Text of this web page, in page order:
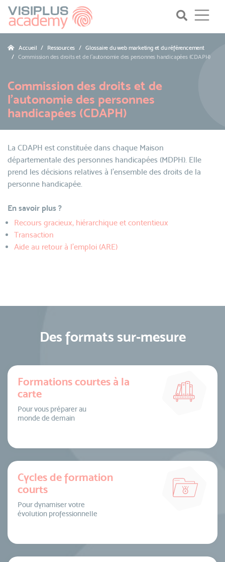
Accueil Ressources
Glossaire du web marketing et du référencement
Commission des droits et de l'autonomie des personnes handicapées (CDAPH)
Commission des droits et de
l'autonomie des personnes
handicapées (CDAPH)
La CDAPH est constituée dans chaque Maison
départementale des personnes handicapées (MDPH). Elle
prend les décisions relatives à l’ensemble des droits de la
personne handicapée.
En savoir plus ?
Recours gracieux, hiérarchique et contentieux
Transaction
Aide au retour à l'emploi (ARE)
Des formats sur-mesure
Formations courtes à la
carte
Pour vous préparer au
monde de demain
Cycles de formation
courts
Pour dynamiser votre
évolution professionnelle